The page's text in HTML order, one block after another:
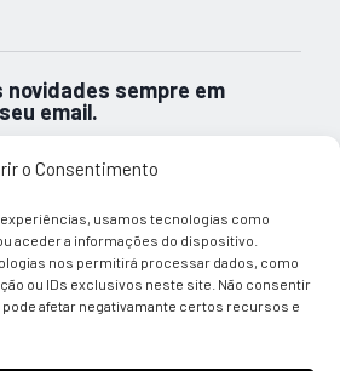
o Consentimento
usamos tecnologias como
aceder a informações do dispositivo.
nos permitirá processar dados, como
ou IDs exclusivos neste site. Não consentir
afetar negativamante certos recursos e
novidades sempre em
email.
Newsletter
sobre a informação relativa ao
Building Solutions